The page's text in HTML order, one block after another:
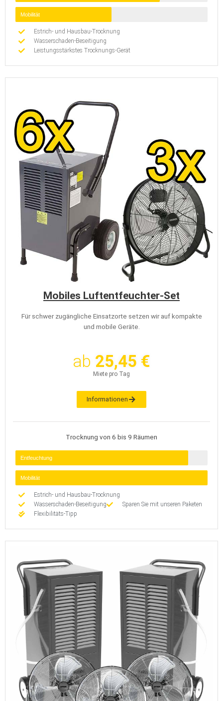
Mobilität
Estrich- und Hausbau-Trocknung
Wasserschaden-Beseitigung
Leistungsstärkstes Trocknungs-Gerät
Mobiles Luftentfeuchter-Set
Für schwer zugängliche Einsatzorte setzen wir auf kompakte
und mobile Geräte.
ab 25,45 €
Miete pro Tag
Informationen
Trocknung von 6 bis 9 Räumen
Entfeuchtung
Mobilität
Estrich- und Hausbau-Trocknung
Wasserschaden-Beseitigung
Sparen Sie mit unseren Paketen
Flexibilitäts-Tipp